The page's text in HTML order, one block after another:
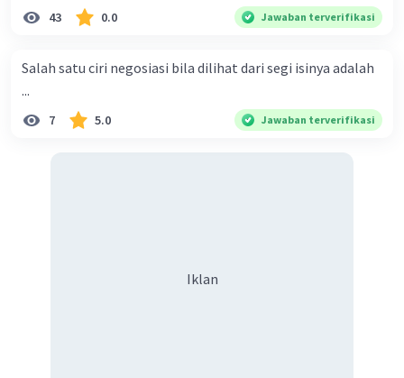
junjungan Nabi besar Muhammad saw, karena beliau
menyiarkan agama yang haq, yakni agama islam, agama
ke dalam umat-Nya yang diberkahi. Amin ya rabbal alamin.
Hadirin sekalian yang berbahagia! Dirasa amat penting
sekali jiwa sosial untuk diterapkan di lingkungan keluarga,
limpahan karuniaNya kita bisa berkumpul di sini. Kalimat
43 0.0 Jawaban terverifikasi
Salah satu ciri negosiasi bila dilihat dari segi isinya adalah
...
7 5.0 Jawaban terverifikasi
Iklan